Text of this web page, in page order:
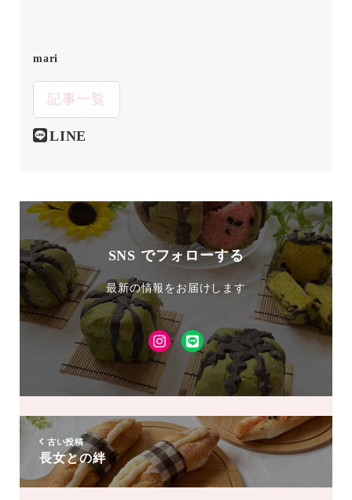
mari
記事一覧
LINE
SNS でフォローする
最新の情報をお届けします
Instagram
LINE
友
達
追
加
古い投稿
長女との絆